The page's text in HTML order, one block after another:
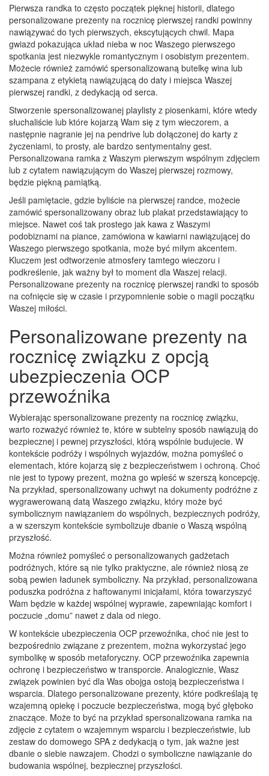
Pierwsza randka to często początek pięknej historii, dlatego
personalizowane prezenty na rocznicę pierwszej randki powinny
nawiązywać do tych pierwszych, ekscytujących chwil. Mapa
gwiazd pokazująca układ nieba w noc Waszego pierwszego
spotkania jest niezwykle romantycznym i osobistym prezentem.
Możecie również zamówić spersonalizowaną butelkę wina lub
szampana z etykietą nawiązującą do daty i miejsca Waszej
pierwszej randki, z dedykacją od serca.
Stworzenie spersonalizowanej playlisty z piosenkami, które wtedy
słuchaliście lub które kojarzą Wam się z tym wieczorem, a
następnie nagranie jej na pendrive lub dołączonej do karty z
życzeniami, to prosty, ale bardzo sentymentalny gest.
Personalizowana ramka z Waszym pierwszym wspólnym zdjęciem
lub z cytatem nawiązującym do Waszej pierwszej rozmowy,
będzie piękną pamiątką.
Jeśli pamiętacie, gdzie byliście na pierwszej randce, możecie
zamówić spersonalizowany obraz lub plakat przedstawiający to
miejsce. Nawet coś tak prostego jak kawa z Waszymi
podobiznami na piance, zamówiona w kawiarni nawiązującej do
Waszego pierwszego spotkania, może być miłym akcentem.
Kluczem jest odtworzenie atmosfery tamtego wieczoru i
podkreślenie, jak ważny był to moment dla Waszej relacji.
Personalizowane prezenty na rocznicę pierwszej randki to sposób
na cofnięcie się w czasie i przypomnienie sobie o magii początku
Waszej miłości.
Personalizowane prezenty na
rocznicę związku z opcją
ubezpieczenia OCP
przewoźnika
Wybierając spersonalizowane prezenty na rocznicę związku,
warto rozważyć również te, które w subtelny sposób nawiązują do
bezpiecznej i pewnej przyszłości, którą wspólnie budujecie. W
kontekście podróży i wspólnych wyjazdów, można pomyśleć o
elementach, które kojarzą się z bezpieczeństwem i ochroną. Choć
nie jest to typowy prezent, można go wpleść w szerszą koncepcję.
Na przykład, spersonalizowany uchwyt na dokumenty podróżne z
wygrawerowaną datą Waszego związku, który może być
symbolicznym nawiązaniem do wspólnych, bezpiecznych podróży,
a w szerszym kontekście symbolizuje dbanie o Waszą wspólną
przyszłość.
Można również pomyśleć o personalizowanych gadżetach
podróżnych, które są nie tylko praktyczne, ale również niosą ze
sobą pewien ładunek symboliczny. Na przykład, personalizowana
poduszka podróżna z haftowanymi inicjałami, która towarzyszyć
Wam będzie w każdej wspólnej wyprawie, zapewniając komfort i
poczucie „domu” nawet z dala od niego.
W kontekście ubezpieczenia OCP przewoźnika, choć nie jest to
bezpośrednio związane z prezentem, można wykorzystać jego
symbolikę w sposób metaforyczny. OCP przewoźnika zapewnia
ochronę i bezpieczeństwo w transporcie. Analogicznie, Wasz
związek powinien być dla Was obojga ostoją bezpieczeństwa i
wsparcia. Dlatego personalizowane prezenty, które podkreślają tę
wzajemną opiekę i poczucie bezpieczeństwa, mogą być głęboko
znaczące. Może to być na przykład spersonalizowana ramka na
zdjęcie z cytatem o wzajemnym wsparciu i bezpieczeństwie, lub
zestaw do domowego SPA z dedykacją o tym, jak ważne jest
dbanie o siebie nawzajem. Chodzi o symboliczne nawiązanie do
budowania wspólnej, bezpiecznej przyszłości.